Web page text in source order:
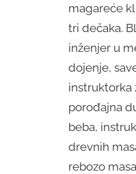
magareće
tri dečaka.
inženjer u
dojenje,
instruktorka
porođajna
beba,
drevnih
rebozo